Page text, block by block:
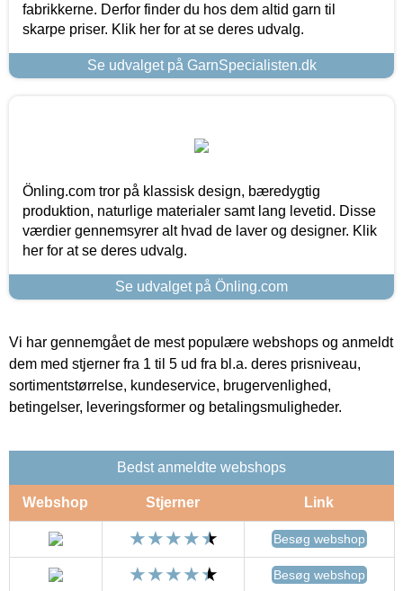
fabrikkerne. Derfor finder du hos dem altid garn til
skarpe priser. Klik her for at se deres udvalg.
Se udvalget på GarnSpecialisten.dk
Önling.com tror på klassisk design, bæredygtig
produktion, naturlige materialer samt lang levetid. Disse
værdier gennemsyrer alt hvad de laver og designer. Klik
her for at se deres udvalg.
Se udvalget på Önling.com
Vi har gennemgået de mest populære webshops og anmeldt
dem med stjerner fra 1 til 5 ud fra bl.a. deres prisniveau,
sortimentstørrelse, kundeservice, brugervenlighed,
betingelser, leveringsformer og betalingsmuligheder.
Bedst anmeldte webshops
Webshop Stjerner Link
Besøg webshop
Besøg webshop